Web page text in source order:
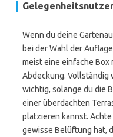
Wenn du deine
bei der Wahl der
meist eine einfache
Abdeckung.
wichtig, solange du die
einer überdachten
platzieren kannst.
gewisse Belüftung hat,